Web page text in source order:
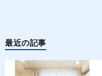
最近の記事